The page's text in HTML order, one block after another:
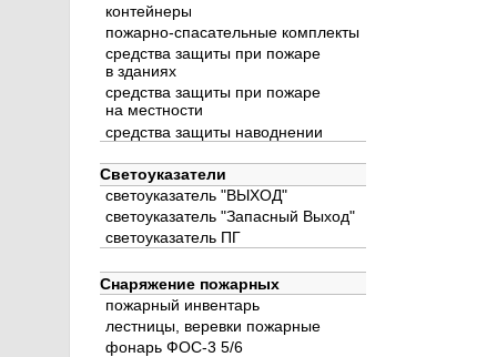
контейнеры
пожарно-спасательные комплекты
средства защиты при пожаре
в зданиях
средства защиты при пожаре
на местности
средства защиты наводнении
Светоуказатели
светоуказатель "ВЫХОД"
светоуказатель "Запасный Выход"
светоуказатель ПГ
Снаряжение пожарных
пожарный инвентарь
лестницы, веревки пожарные
фонарь ФОС-3 5/6